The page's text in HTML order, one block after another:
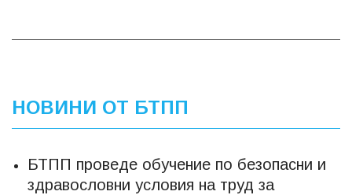
НОВИНИ ОТ БТПП
БТПП проведе обучение по безопасни и
здравословни условия на труд за